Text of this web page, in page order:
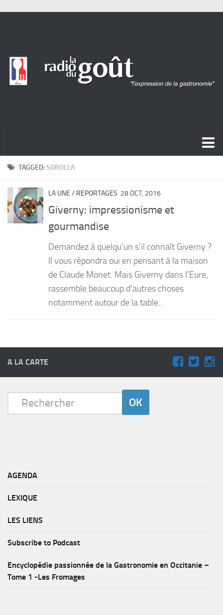
ACTUALITÉ
PORTRAITS
LIVRES
Desserts
TAGGED:SOROLLA
LA UNE / REPORTAGES 28 OCT, 2016
Giverny: impressionisme et
gourmandise
Demandez à quelqu’un s’il connaît Giverny ?
Il vous répondra oui en pensant à la maison
de Claude Monet. Mais Giverny dans l’Eure,
rassemble beaucoup d’autres choses
notamment autour de la table…
A LA CARTE
AGENDA
LEXIQUE
LES LIENS
Subscribe to Podcast
Encyclopédie passionnée de la Gastronomie en Occitanie –
Tome 1 -Les Fromages